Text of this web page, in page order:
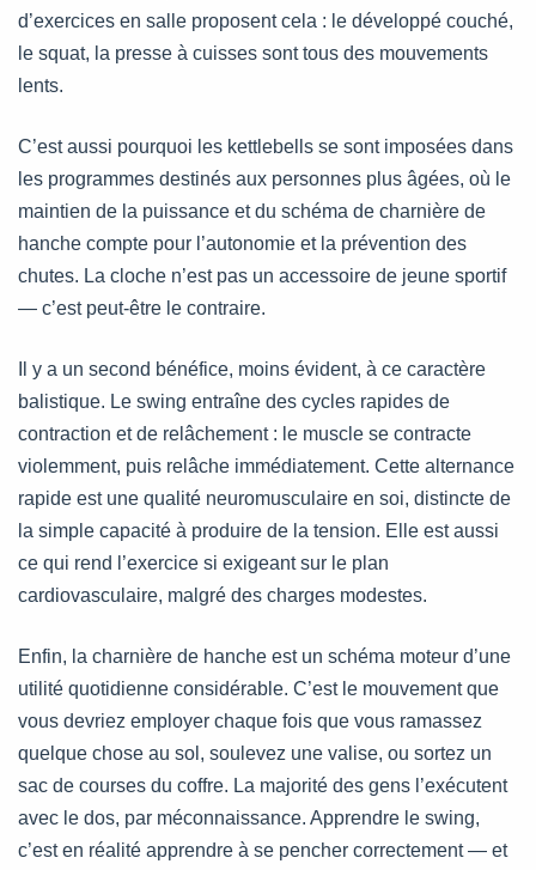
d’exercices en salle proposent cela : le développé couché,
le squat, la presse à cuisses sont tous des mouvements
lents.
C’est aussi pourquoi les kettlebells se sont imposées dans
les programmes destinés aux personnes plus âgées, où le
maintien de la puissance et du schéma de charnière de
hanche compte pour l’autonomie et la prévention des
chutes. La cloche n’est pas un accessoire de jeune sportif
— c’est peut-être le contraire.
Il y a un second bénéfice, moins évident, à ce caractère
balistique. Le swing entraîne des cycles rapides de
contraction et de relâchement : le muscle se contracte
violemment, puis relâche immédiatement. Cette alternance
rapide est une qualité neuromusculaire en soi, distincte de
la simple capacité à produire de la tension. Elle est aussi
ce qui rend l’exercice si exigeant sur le plan
cardiovasculaire, malgré des charges modestes.
Enfin, la charnière de hanche est un schéma moteur d’une
utilité quotidienne considérable. C’est le mouvement que
vous devriez employer chaque fois que vous ramassez
quelque chose au sol, soulevez une valise, ou sortez un
sac de courses du coffre. La majorité des gens l’exécutent
avec le dos, par méconnaissance. Apprendre le swing,
c’est en réalité apprendre à se pencher correctement — et